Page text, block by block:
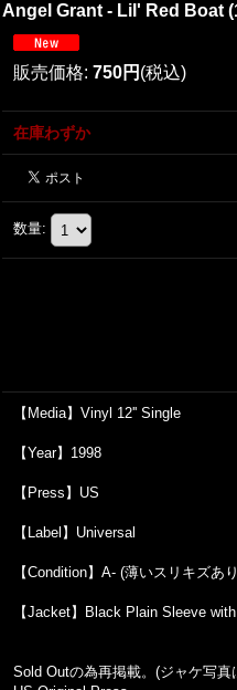
Angel Grant - Lil' Red Boat
販売価格: 750円 (税込)
在庫わずか
数量:
【Media】Vinyl 12'' Single
【Year】1998
【Press】US
【Label】Universal
【Condition】A- (薄いスリキズあ
【Jacket】Black Plain Sleeve
Sold Outの為再掲載。 (ジャケ写真